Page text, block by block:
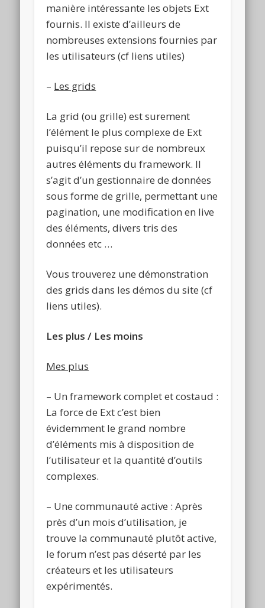
manière intéressante les objets Ext
fournis. Il existe d’ailleurs de
nombreuses extensions fournies par
les utilisateurs (cf liens utiles)
– Les grids
La grid (ou grille) est surement
l’élément le plus complexe de Ext
puisqu’il repose sur de nombreux
autres éléments du framework. Il
s’agit d’un gestionnaire de données
sous forme de grille, permettant une
pagination, une modification en live
des éléments, divers tris des
données etc …
Vous trouverez une démonstration
des grids dans les démos du site (cf
liens utiles).
Les plus / Les moins
Mes plus
– Un framework complet et costaud :
La force de Ext c’est bien
évidemment le grand nombre
d’éléments mis à disposition de
l’utilisateur et la quantité d’outils
complexes.
– Une communauté active : Après
près d’un mois d’utilisation, je
trouve la communauté plutôt active,
le forum n’est pas déserté par les
créateurs et les utilisateurs
expérimentés.